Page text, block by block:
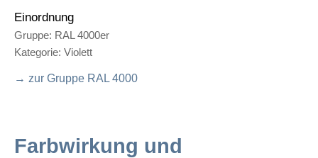
Einordnung
Gruppe: RAL 4000er
Kategorie: Violett
→ zur Gruppe RAL 4000
Farbwirkung und